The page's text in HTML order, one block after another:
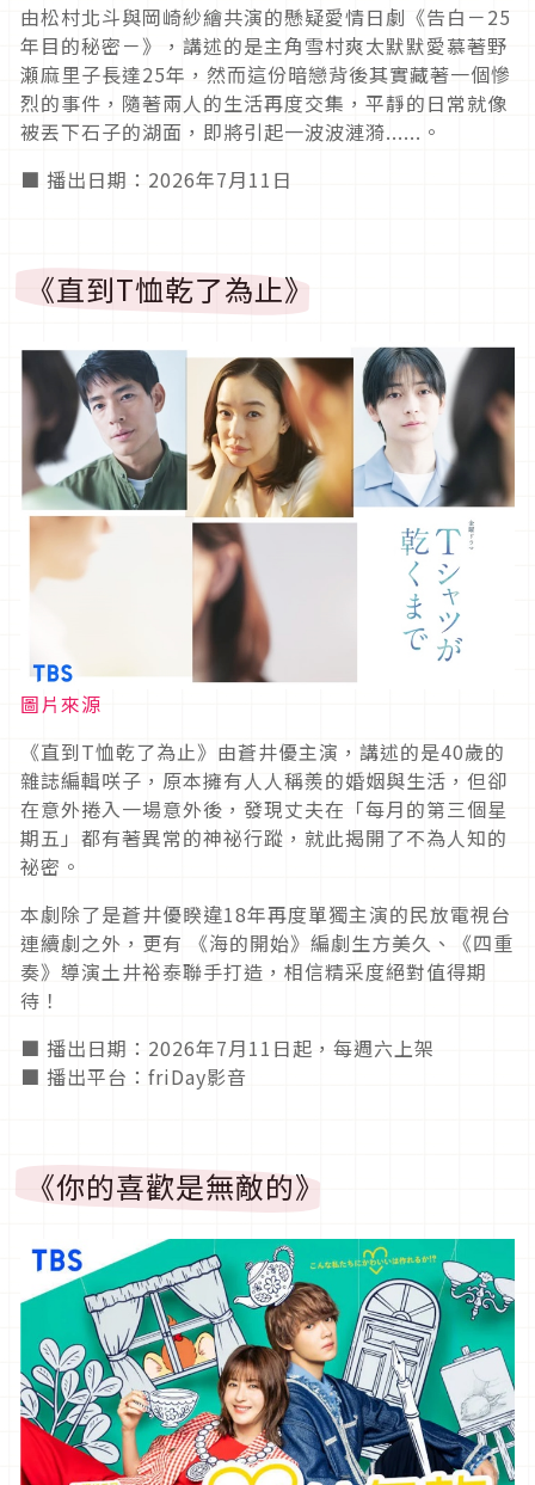
由松村北斗與岡崎紗繪共演的懸疑愛情日劇《告白－25
年目的秘密－》，講述的是主角雪村爽太默默愛慕著野
瀬麻里子長達25年，然而這份暗戀背後其實藏著一個慘
烈的事件，隨著兩人的生活再度交集，平靜的日常就像
被丟下石子的湖面，即將引起一波波漣漪......。
■ 播出日期：2026年7月11日
《直到T恤乾了為止》
圖片來源
《直到T恤乾了為止》由蒼井優主演，講述的是40歲的
雜誌編輯咲子，原本擁有人人稱羨的婚姻與生活，但卻
在意外捲入一場意外後，發現丈夫在「每月的第三個星
期五」都有著異常的神祕行蹤，就此揭開了不為人知的
祕密。
本劇除了是蒼井優睽違18年再度單獨主演的民放電視台
連續劇之外，更有 《海的開始》編劇生方美久、《四重
奏》導演土井裕泰聯手打造，相信精采度絕對值得期
待！
■ 播出日期：2026年7月11日起，每週六上架
■ 播出平台：friDay影音
《你的喜歡是無敵的》